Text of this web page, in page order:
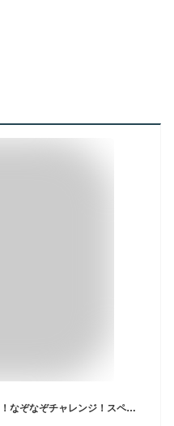
もっと！ひらめき力がぐんぐん育つ！なぞなぞチャレンジ！スペシャル [ 茂木 健一郎 ]